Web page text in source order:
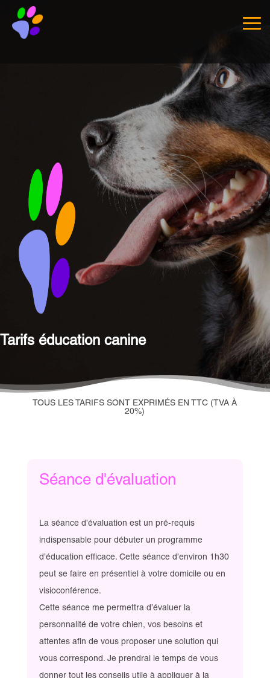
Tarifs éducation canine
TOUS LES TARIFS SONT EXPRIMÉS EN TTC (TVA À
20%)
Séance d'évaluation
La séance d’évaluation est un pré-requis
indispensable pour débuter un programme
d’éducation efficace. Cette séance d’environ 1h30
peut se faire en présentiel à votre domicile ou en
visioconférence.
Cette séance me permettra d’évaluer la
personnalité de votre chien, vos besoins et
attentes afin de vous proposer une solution qui
vous correspond. Je prendrai le temps de vous
donner tout les conseils utile à appliquer à la